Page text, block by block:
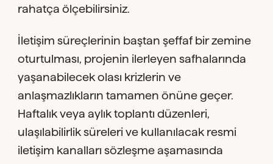
rahatça ölçebilirsiniz.
İletişim süreçlerinin baştan şeffaf bir zemine
oturtulması, projenin ilerleyen safhalarında
yaşanabilecek olası krizlerin ve
anlaşmazlıkların tamamen önüne geçer.
Haftalık veya aylık toplantı düzenleri,
ulaşılabilirlik süreleri ve kullanılacak resmi
iletişim kanalları sözleşme aşamasında